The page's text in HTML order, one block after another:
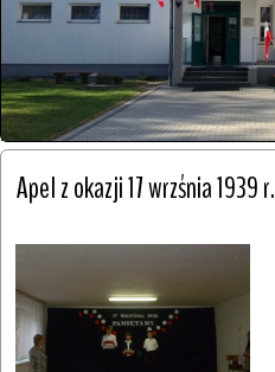
Apel z okazji 17 wrzśnia 1939 r.